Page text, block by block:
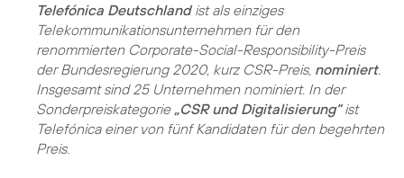
Telefónica Deutschlandist als einziges
Telekommunikationsunternehmen für den
renommierten Corporate-Social-Responsibility-Preis
der Bundesregierung 2020, kurz CSR-Preis, nominiert.
Insgesamt sind 25 Unternehmen nominiert. In der
Sonderpreiskategorie „CSR und Digitalisierung“ist
Telefónica einer von fünf Kandidaten für den begehrten
Preis.